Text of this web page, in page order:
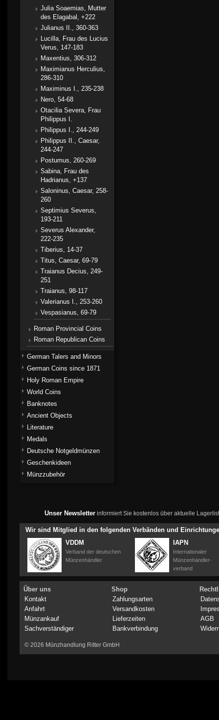
Julia Soaemias, Mutter
des Elagabal, +222
Julianus II., 360-363
Lucilla, Frau des Lucius
Verus, 147-183
Maxentius, 306-312
Maximianus Herculius,
286-310
Maximinus I., 235-238
Nero, 54-68
Otacilia Severa, Frau
Philippus I.
Philippus I., 244-249
Philippus II., Caesar,
244-247
Postumus, 260-269
Sabina, Frau des
Hadrianus, +137
Saloninus, Caesar, 258-
260
Septimius Severus,
193-211
Severus Alexander,
222-235
Tiberius, 14-37
Titus, Caesar, 69-79
Traianus Decius, 249-
251
Traianus, 98-117
Valerianus I., 253-260
Vespasianus, 69-79
Roman Provincial Coins
Roman Republican Coins
German Talers and Minors
German Coins since 1871
Holy Roman Empire
World Coins
Banknotes
Ancient Objects
Literature
Medals
Deutsche Notgeldmünzen
Geschenkideen
Münzzubehör
Unser Newsletterinformiert Sie kostenlos über aktuelle
Wir sind Mitglied in den folgenden Verbänden und
VDDM
Verband der deutschen
Münzenhändler
IAPN
Internationaler
Münzenhändler-
verband
Über uns
Kontakt
Anfahrt
Münzankauf
Sachverständiger
Shop
Zahlungsarten
Versandkosten
Lieferzeiten
Bankverbindung
AGB
© 2026 Münzhandlung Ritter GmbH